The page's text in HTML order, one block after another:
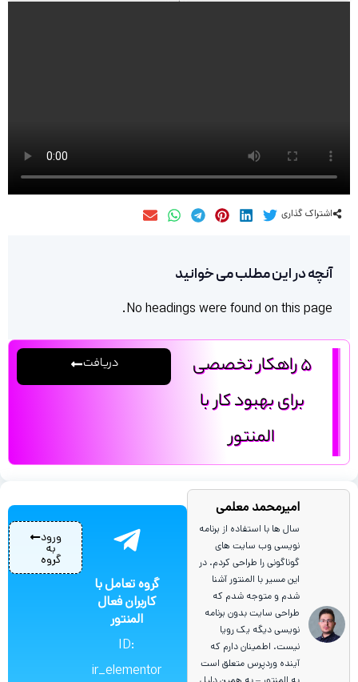
اشتراک گذاری
آنچه در این مطلب می خوانید
No headings were found on this page.
5 راهکار تخصصی
برای بهبود کار با
المنتور
دریافت
امیرمحمد معلمی
سال ها با استفاده از برنامه
نویسی وب سایت های
گوناگونی را طراحی کردم. در
این مسیر با المنتور آشنا
شدم و متوجه شدم که
طراحی سایت بدون برنامه
نویسی دیگه یک رویا
نیست. اطمینان دارم که
آینده وردپرس متعلق است
گروه تعامل با
کاربران فعال
المنتور
ID:
ir_elementor
ورود
به
گروه